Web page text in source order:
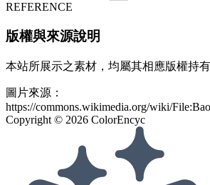
REFERENCE
版權與來源說明
本站所展示之素材，均屬其相應版權持有
圖片來源：
https://commons.wikimedia.org/wiki/
Copyright © 2026 ColorEncyc